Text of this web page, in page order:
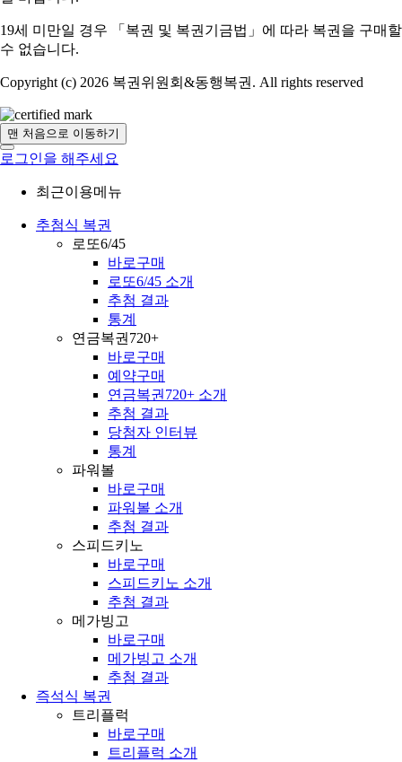
19세 미만일 경우 「복권 및 복권기금법」에 따라 복권을 구매할
수 없습니다.
Copyright (c) 2026 복권위원회&동행복권. All rights reserved
맨 처음으로 이동하기
로그인을 해주세요
최근이용메뉴
추첨식 복권
로또6/45
바로구매
로또6/45 소개
추첨 결과
통계
연금복권720+
바로구매
예약구매
연금복권720+ 소개
추첨 결과
당첨자 인터뷰
통계
파워볼
바로구매
파워볼 소개
추첨 결과
스피드키노
바로구매
스피드키노 소개
추첨 결과
메가빙고
바로구매
메가빙고 소개
추첨 결과
즉석식 복권
트리플럭
바로구매
트리플럭 소개